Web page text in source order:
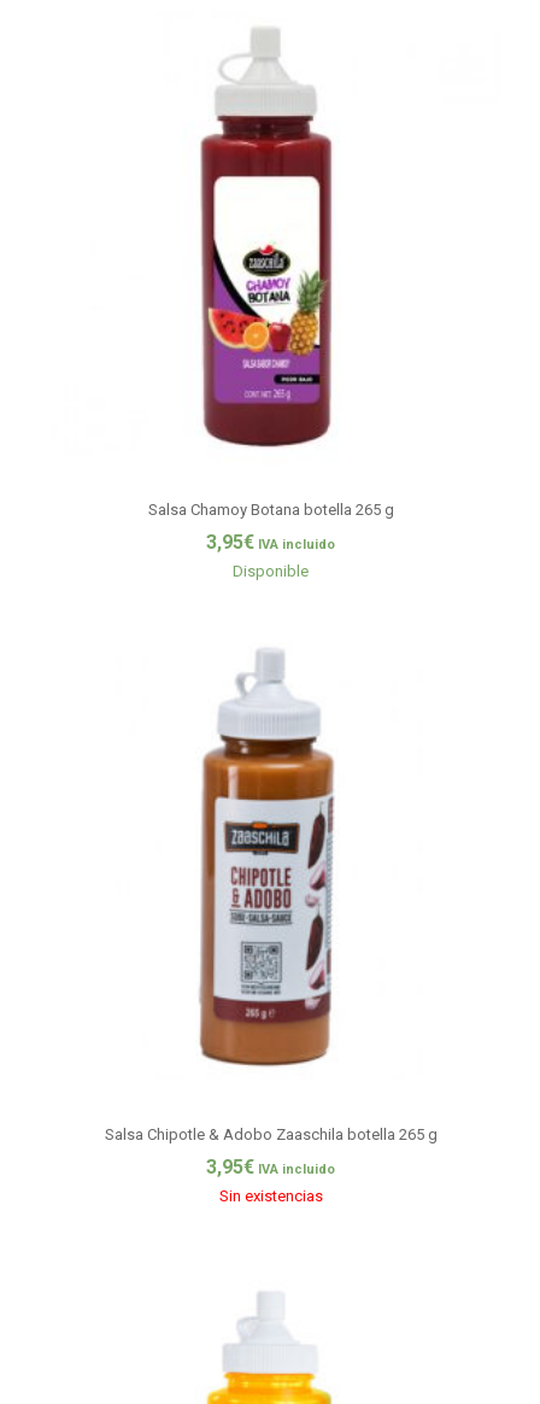
Salsa Chamoy Botana botella 265 g
3,95€ IVA incluido
Disponible
Salsa Chipotle & Adobo Zaaschila botella 265 g
3,95€ IVA incluido
Sin existencias